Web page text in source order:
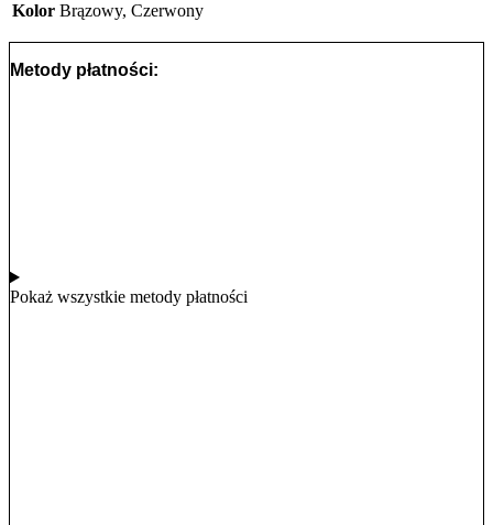
Kolor Brązowy, Czerwony
Metody płatności:
Pokaż wszystkie metody płatności